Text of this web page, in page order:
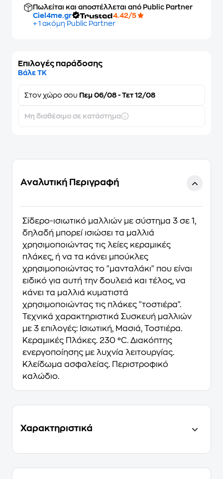
Πωλείται και αποστέλλεται από Public Partner
Ciel4me.gr
4.42/5
+ 1 ακόμη Public Partner
Επιλογές παράδοσης
Βάλε ΤΚ
Στον χώρο σου Πεμ 06/08 - Τετ 12/08
Μη διαθέσιμο σε κατάστημα
Αναλυτική Περιγραφή
Σίδερο-ισιωτικό μαλλιών με σύστημα 3 σε 1,
δηλαδή μπορεί ισιώσει τα μαλλιά
χρησιμοποιώντας τις λείες κεραμικές
πλάκες, ή να τα κάνει μπούκλες
χρησιμοποιώντας το "μανταλάκι" που είναι
ειδικό για αυτή την δουλειά και τέλος, να
κάνει τα μαλλιά κυματιστά
χρησιμοποιώντας τις πλάκες "τοστιέρα".
Τεχνικά χαρακτηριστικά Συσκευή μαλλιών
με 3 επιλογές: Ισιωτική, Μασιά, Τοστιέρα.
Κεραμικές Πλάκες. 230 °C. Διακόπτης
ενεργοποίησης με λυχνία λειτουργίας.
Κλείδωμα ασφαλείας. Περιστροφικό
καλώδιο.
Χαρακτηριστικά